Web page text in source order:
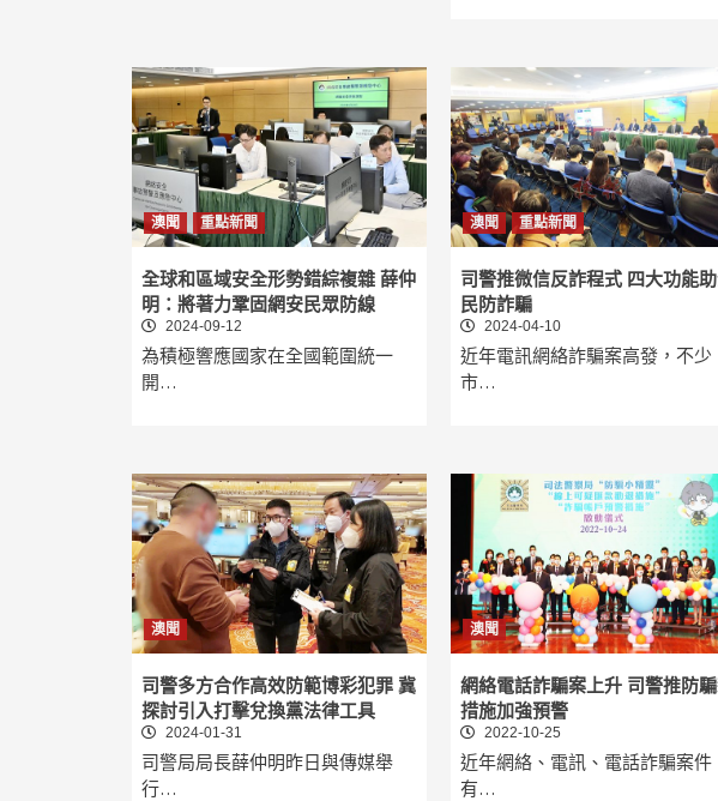
澳聞 重點新聞
全球和區域安全形勢錯綜複雜 薛仲
明：將著力鞏固網安民眾防線
2024-09-12
為積極響應國家在全國範圍統一
開…
澳聞 重點新聞
司警推微信反詐程式 四大功能
民防詐騙
2024-04-10
近年電訊網絡詐騙案高發，不少
市…
澳聞
司警多方合作高效防範博彩犯罪 冀
探討引入打擊兌換黨法律工具
2024-01-31
司警局局長薛仲明昨日與傳媒舉
行…
澳聞
網絡電話詐騙案上升 司警推防
措施加強預警
2022-10-25
近年網絡、電訊、電話詐騙案件
有…